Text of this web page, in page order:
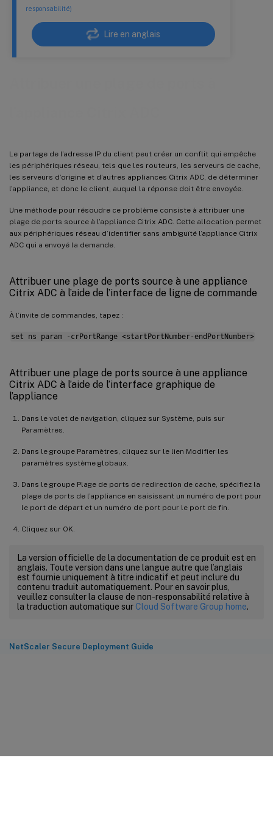
responsabilité)
Lire en anglais
Le partage de l’adresse IP du client peut créer un conflit qui empêche
les périphériques réseau, tels que les routeurs, les serveurs de cache,
les serveurs d’origine et d’autres appliances Citrix ADC, de déterminer
l’appliance, et donc le client, auquel la réponse doit être envoyée.
Une méthode pour résoudre ce problème consiste à attribuer une
plage de ports source à l’appliance Citrix ADC. Cette allocation permet
aux périphériques réseau d’identifier sans ambiguïté l’appliance Citrix
ADC qui a envoyé la demande.
Attribuer une plage de ports source à une appliance
Citrix ADC à l’aide de l’interface de ligne de commande
À l’invite de commandes, tapez :
set ns param -crPortRange <startPortNumber-endPortNumber>
Attribuer une plage de ports source à une appliance
Citrix ADC à l’aide de l’interface graphique de
l’appliance
Dans le volet de navigation, cliquez sur Système, puis sur
Paramètres.
Dans le groupe Paramètres, cliquez sur le lien Modifier les
paramètres système globaux.
Dans le groupe Plage de ports de redirection de cache, spécifiez la
plage de ports de l’appliance en saisissant un numéro de port pour
le port de départ et un numéro de port pour le port de fin.
Cliquez sur OK.
La version officielle de la documentation de ce produit est en
anglais. Toute version dans une langue autre que l’anglais
est fournie uniquement à titre indicatif et peut inclure du
contenu traduit automatiquement. Pour en savoir plus,
veuillez consulter la clause de non-responsabilité relative à
la traduction automatique sur Cloud Software Group home.
NetScaler Secure Deployment Guide